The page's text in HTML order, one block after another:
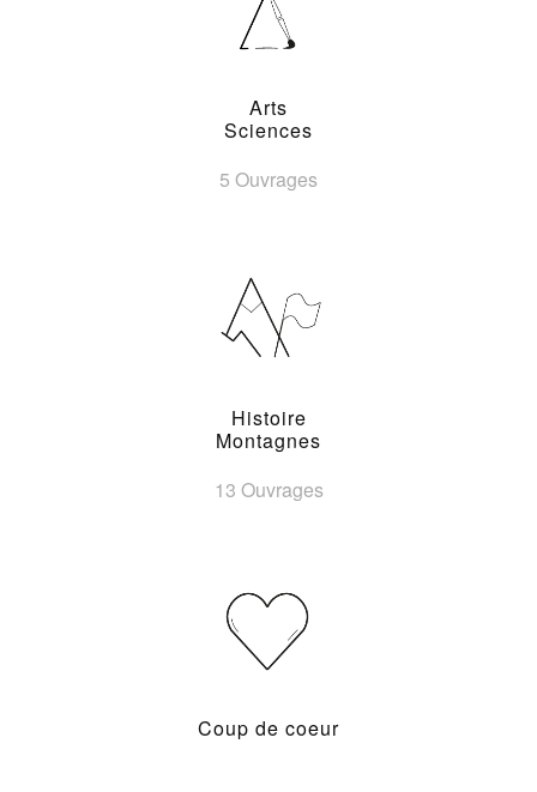
Arts
Sciences
5 Ouvrages
Histoire
Montagnes
13 Ouvrages
Coup de coeur